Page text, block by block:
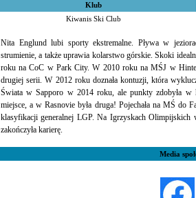
Klub
Kiwanis Ski Club
Nita Englund lubi sporty ekstremalne. Pływa w
strumienie, a także uprawia kolarstwo górskie. Skoki
roku na CoC w Park City. W 2010 roku na MŚJ w
drugiej serii. W 2012 roku doznała kontuzji, która
Świata w Sapporo w 2014 roku, ale punkty zdobyła w
miejsce, a w Rasnovie była druga! Pojechała na MŚ do
klasyfikacji generalnej LGP. Na Igrzyskach
zakończyła karierę.
Media